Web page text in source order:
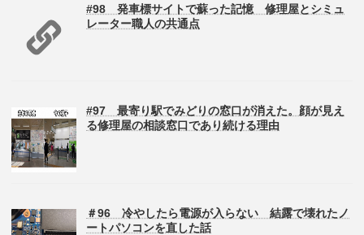
#98 発車標サイトで蘇った記憶 修理屋とシミュ
レーター職人の共通点
#97 最寄り駅でみどりの窓口が消えた。顔が見え
る修理屋の相談窓口であり続ける理由
＃96 冷やしたら電源が入らない 結露で壊れたノ
ートパソコンを直した話